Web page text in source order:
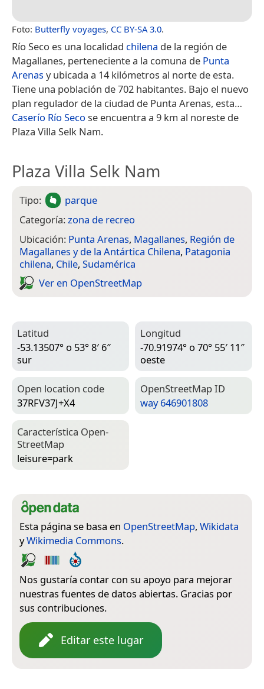
Foto: Butterfly voyages, CC BY-SA 3.0.
Río Seco es una localidad chilena de la región de
Magallanes, perteneciente a la comuna de Punta
Arenasy ubicada a 14 kilómetros al norte de esta.
Tiene una población de 702 habitantes.​ Bajo el nuevo
plan regulador de la ciudad de Punta Arenas, esta…
Caserío Río Seco se encuentra a 9 km al noreste de
Plaza Villa Selk Nam.
Plaza Villa Selk Nam
Tipo:
parque
Categoría:zona de recreo
Ubicación: Punta Arenas, Magallanes, Región de
Magallanes y de la Antártica Chilena, Patagonia
chilena, Chile, Sudamérica
Ver en Open­Street­Map
Latitud
-53.13507° o 53° 8′ 6″
sur
Longitud
-70.91974° o 70° 55′ 11″
oeste
Open location code
37RFV37J+X4
Open­Street­Map ID
way 646901808
Característica Open­
Street­Map
leisure=­park
Esta página se basa en OpenStreetMap, Wikidata
yWikimedia Commons.
Nos gustaría contar con su apoyo para mejorar
nuestras fuentes de datos abiertas. Gracias por
sus contribuciones.
Editar este lugar